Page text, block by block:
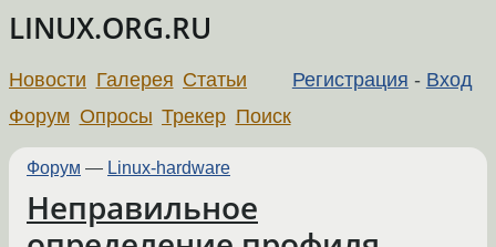
LINUX.ORG.RU
Регистрация - Вход
Новости Галерея Статьи
Форум Опросы Трекер Поиск
Форум — Linux-hardware
Неправильное